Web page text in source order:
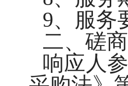
9、服务
二、磋
响应人